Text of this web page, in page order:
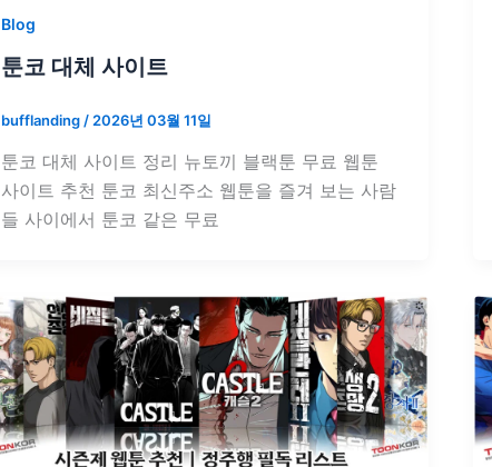
Blog
툰코 대체 사이트
bufflanding / 2026년 03월 11일
툰코 대체 사이트 정리 뉴토끼 블랙툰 무료 웹툰
사이트 추천 툰코 최신주소 웹툰을 즐겨 보는 사람
들 사이에서 툰코 같은 무료